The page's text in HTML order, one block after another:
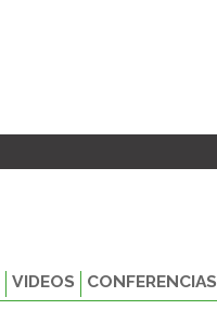
VIDEOS CONFERENCIAS